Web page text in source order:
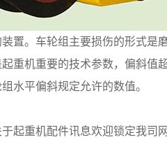
置。车轮组主要损伤的形式是
重机重要的技术参数，偏斜
水平偏斜规定允许的数值。
起重机配件讯息欢迎锁定我司